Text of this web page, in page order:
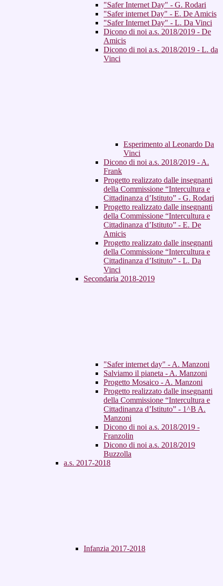
"Safer Internet Day" - G. Rodari
"Safer internet Day" - E. De Amicis
"Safer Internet Day" - L. Da Vinci
Dicono di noi a.s. 2018/2019 - De
Amicis
Dicono di noi a.s. 2018/2019 - L. da
Vinci
Esperimento al Leonardo Da
Vinci
Dicono di noi a.s. 2018/2019 - A.
Frank
Progetto realizzato dalle insegnanti
della Commissione “Intercultura e
Cittadinanza d’Istituto” - G. Rodari
Progetto realizzato dalle insegnanti
della Commissione “Intercultura e
Cittadinanza d’Istituto” - E. De
Amicis
Progetto realizzato dalle insegnanti
della Commissione “Intercultura e
Cittadinanza d’Istituto” - L. Da
Vinci
Secondaria 2018-2019
"Safer internet day" - A. Manzoni
Salviamo il pianeta - A. Manzoni
Progetto Mosaico - A. Manzoni
Progetto realizzato dalle insegnanti
della Commissione “Intercultura e
Cittadinanza d’Istituto” - 1^B A.
Manzoni
Dicono di noi a.s. 2018/2019 -
Franzolin
Dicono di noi a.s. 2018/2019
Buzzolla
a.s. 2017-2018
Infanzia 2017-2018